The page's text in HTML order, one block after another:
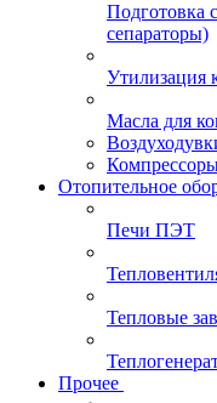
Подготовка
сепараторы)
Утилизация
Масла для
Отопительное
Печи ПЭТ
Тепловые
Прочее